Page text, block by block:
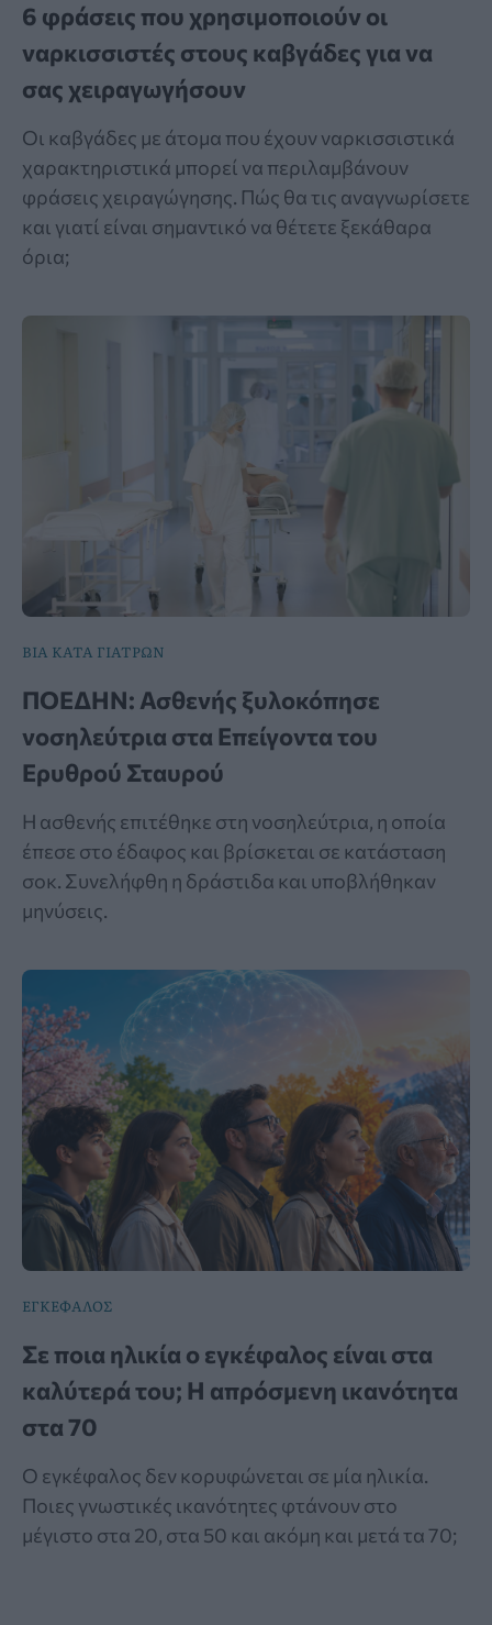
6 φράσεις που χρησιμοποιούν οι
ναρκισσιστές στους καβγάδες για να
σας χειραγωγήσουν
Οι καβγάδες με άτομα που έχουν ναρκισσιστικά
χαρακτηριστικά μπορεί να περιλαμβάνουν
φράσεις χειραγώγησης. Πώς θα τις αναγνωρίσετε
και γιατί είναι σημαντικό να θέτετε ξεκάθαρα
όρια;
ΒΙΑ ΚΑΤΑ ΓΙΑΤΡΩΝ
ΠΟΕΔΗΝ: Ασθενής ξυλοκόπησε
νοσηλεύτρια στα Επείγοντα του
Ερυθρού Σταυρού
Η ασθενής επιτέθηκε στη νοσηλεύτρια, η οποία
έπεσε στο έδαφος και βρίσκεται σε κατάσταση
σοκ. Συνελήφθη η δράστιδα και υποβλήθηκαν
μηνύσεις.
ΕΓΚΕΦΑΛΟΣ
Σε ποια ηλικία ο εγκέφαλος είναι στα
καλύτερά του; Η απρόσμενη ικανότητα
στα 70
Ο εγκέφαλος δεν κορυφώνεται σε μία ηλικία.
Ποιες γνωστικές ικανότητες φτάνουν στο
μέγιστο στα 20, στα 50 και ακόμη και μετά τα 70;